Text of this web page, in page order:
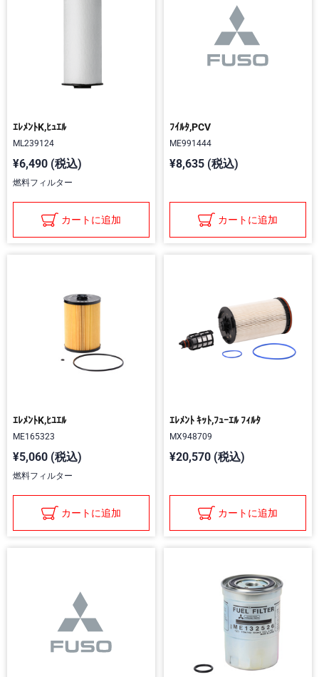
ｴﾚﾒﾝﾄK,ﾋｭｴﾙ
ML239124
¥6,490 (税込)
燃料フィルター
カートに追加
ﾌｲﾙﾀ,PCV
ME991444
¥8,635 (税込)
カートに追加
ｴﾚﾒﾝﾄK,ﾋﾕｴﾙ
ME165323
¥5,060 (税込)
燃料フィルター
カートに追加
ｴﾚﾒﾝﾄ ｷｯﾄ,ﾌｭｰｴﾙ ﾌｨﾙﾀ
MX948709
¥20,570 (税込)
カートに追加